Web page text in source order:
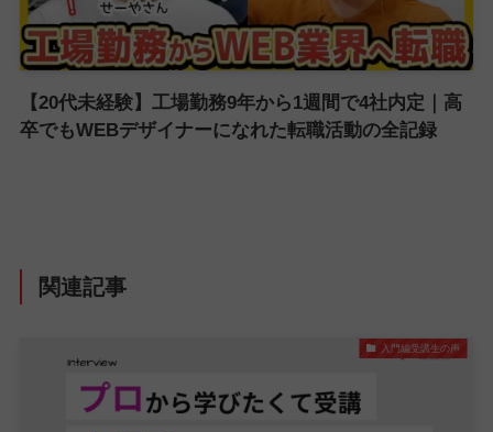
【20代未経験】工場勤務9年から1週間で4社内定｜高
卒でもWEBデザイナーになれた転職活動の全記録
関連記事
入門編受講生の声